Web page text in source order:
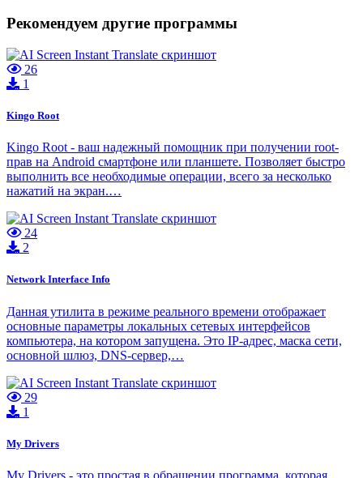
Рекомендуем другие программы
26
1
Kingo Root
Kingo Root - ваш надежный помощник при получении root-
прав на Android смартфоне или планшете. Позволяет быстро
выполнить все необходимые операции, всего за несколько
нажатий на экран.…
24
2
Network Interface Info
Данная утилита в режиме реального времени отображает
основные параметры локальных сетевых интерфейсов
компьютера, на котором запущена. Это IP-адрес, маска сети,
основной шлюз, DNS-сервер,…
29
1
My Drivers
My Drivers - это простая в обращении программа, которая